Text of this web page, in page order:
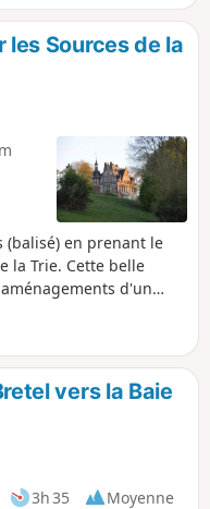
Sources de la
en prenant le
la Trie. Cette belle
d'un
vers la Baie
3h 35
Moyenne